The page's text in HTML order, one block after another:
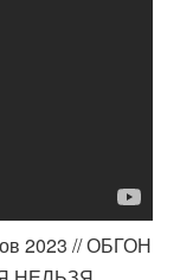
2023 // ОБГОН